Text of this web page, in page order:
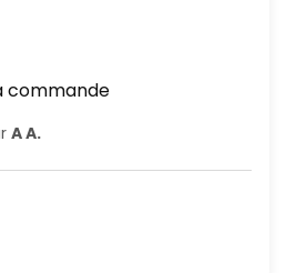
commande
A A.